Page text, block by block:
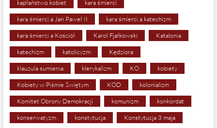
kapłaństwo kobiet kara śmierci
kara śmierci a Jan Paweł II kara śmierci a katechizm
kara śmierci a Kościół Karol Fjałkowski Katalonia
katechizm katolicyzm Kędziora
klauzula sumienia klerykalizm KO kobiety
Kobiety w Piśmie Świętym KOD kolonializm
Komitet Obrony Demokracji komunizm konkordat
konserwatyzm konstytucja Konstytucja 3 maja